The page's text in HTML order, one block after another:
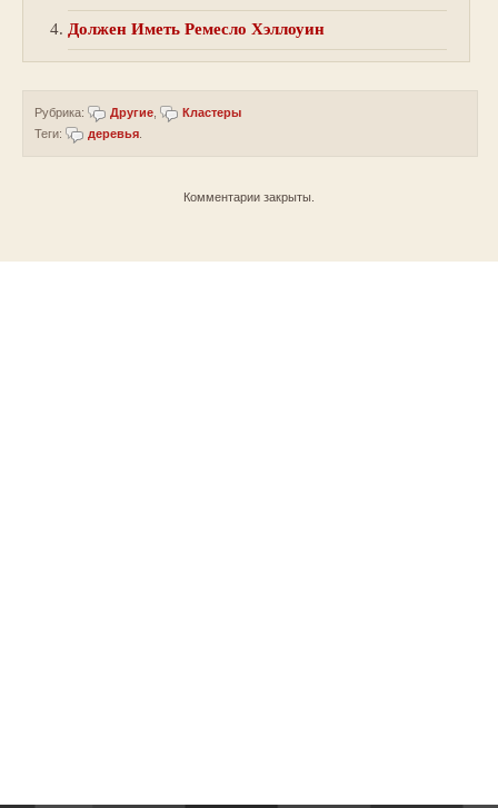
Должен Иметь Ремесло Хэллоуин
Рубрика: Другие
Кластеры
Теги:
деревья
Комментарии закрыты.